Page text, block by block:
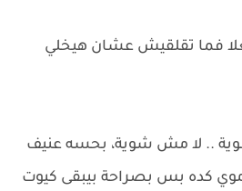
فما تقلقيش عشان هيخلي
.. لا مش شوية، بحسه عنيف
كده بس بصراحة بيبقى كيوت